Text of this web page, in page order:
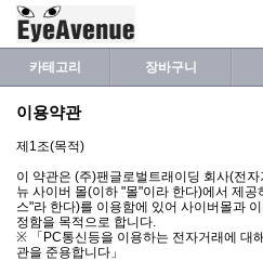
카테고리 장바구니
이용약관
제1조(목적)
이 약관은 (주)팬글로벌트래이딩 회사(전
뉴 사이버 몰(이하 "몰"이라 한다)에서 제공
스"라 한다)를 이용함에 있어 사이버몰과
정함을 목적으로 합니다.
※ 「PC통신등을 이용하는 전자거래에 대
관을 준용합니다」